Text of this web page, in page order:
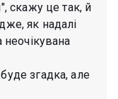
скажу це так, й
як надалі
згадка, але